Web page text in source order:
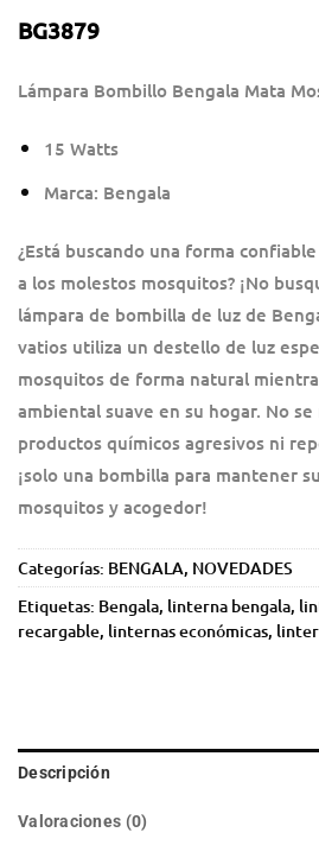
BG3879
Lámpara Bombillo Bengala Mata
15 Watts
Marca: Bengala
¿Está buscando una forma
a los molestos mosquitos? ¡No
lámpara de bombilla de luz de
vatios utiliza un destello de luz
mosquitos de forma natural
ambiental suave en su hogar. No
productos químicos agresivos ni
¡solo una bombilla para mantener
mosquitos y acogedor!
Categorías: BENGALA, NOVEDADES
Etiquetas: Bengala, linterna bengala,
recargable, linternas económicas,
Descripción
Valoraciones (0)